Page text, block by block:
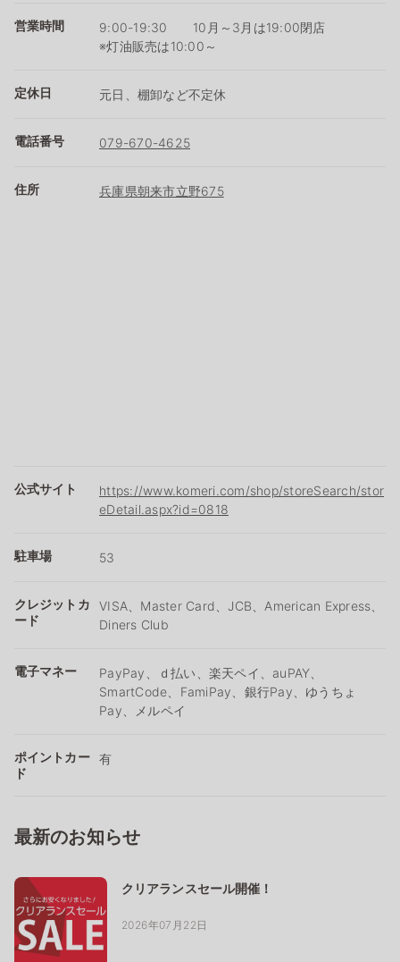
営業時間
9:00-19:30 10月～3月は19:00閉店
※灯油販売は10:00～
定休日 元日、棚卸など不定休
電話番号 079-670-4625
住所 兵庫県朝来市立野675
公式サイト
https://www.komeri.com/shop/storeSearch/stor
eDetail.aspx?id=0818
駐車場 53
クレジットカ
ード
VISA、Master Card、JCB、American Express、
Diners Club
電子マネー
PayPay、ｄ払い、楽天ペイ、auPAY、
SmartCode、FamiPay、銀行Pay、ゆうちょ
Pay、メルペイ
ポイントカー
ド
有
最新のお知らせ
クリアランスセール開催！
2026年07月22日